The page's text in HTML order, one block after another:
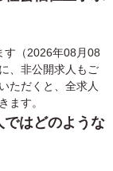
す（2026年08月08
、非公開求人もご
ただくと、全求人
ます。
はどのような